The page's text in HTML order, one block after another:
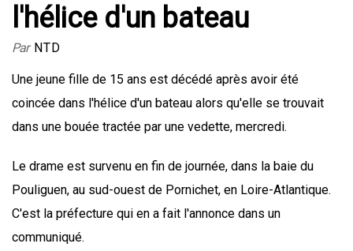
l'hélice d'un bateau
Par NTD
Une jeune fille de 15 ans est décédé après avoir été
coincée dans l'hélice d'un bateau alors qu'elle se trouvait
dans une bouée tractée par une vedette, mercredi.
Le drame est survenu en fin de journée, dans la baie du
Pouliguen, au sud-ouest de Pornichet, en Loire-Atlantique.
C'est la préfecture qui en a fait l'annonce dans un
communiqué.